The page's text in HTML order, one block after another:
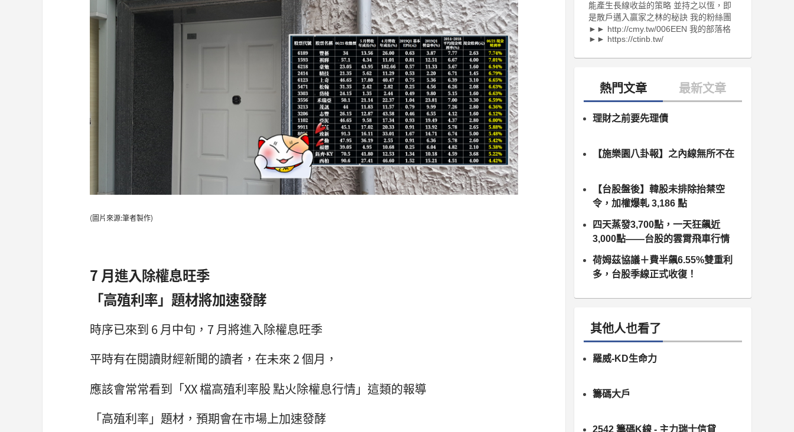
(圖片來源:筆者製作)
7 月進入除權息旺季
「高殖利率」題材將加速發酵
時序已來到 6 月中旬，7 月將進入除權息旺季
平時有在閱讀財經新聞的讀者，在未來 2 個月，
應該會常常看到「XX 檔高殖利率股 點火除權息行情」這類的報導
「高殖利率」題材，預期會在市場上加速發酵
能產生長線收益的策略 並持之以恆，即
是散戶邁入贏家之林的秘訣 我的粉絲團
►► http://cmy.tw/006EEN 我的部落格
►► https://ctinb.tw/
理財之前要先理債
【施樂園八卦報】之內線無所不在
【台股盤後】韓股未排除抬禁空
令，加權爆軋 3,186 點
四天蒸發3,700點，一天狂飆近
3,000點——台股的雲霄飛車行情
荷姆茲協議＋費半飆6.55%雙重利
多，台股季線正式收復！
其他人也看了
羅威-KD生命力
籌碼大戶
2542 籌碼K線 - 主力瑞士信貸